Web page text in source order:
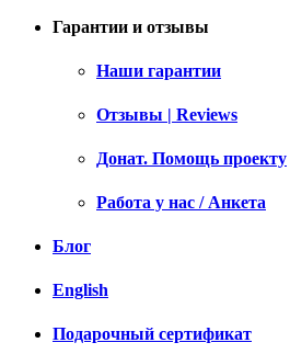
Гарантии и отзывы
Наши гарантии
Отзывы | Reviews
Донат. Помощь проекту
Работа у нас / Анкета
Блог
English
Подарочный сертификат